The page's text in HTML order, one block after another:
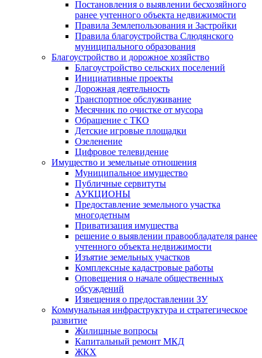
Постановления о выявлении бесхозяйного
ранее учтенного объекта недвижимости
Правила Землепользования и Застройки
Правила благоустройства Слюдянского
муниципального образования
Благоустройство и дорожное хозяйство
Благоустройство сельских поселений
Инициативные проекты
Дорожная деятельность
Транспортное обслуживание
Месячник по очистке от мусора
Обращение с ТКО
Детские игровые площадки
Озеленение
Цифровое телевидение
Имущество и земельные отношения
Муниципальное имущество
Публичные сервитуты
АУКЦИОНЫ
Предоставление земельного участка
многодетным
Приватизация имущества
решение о выявлении правообладателя ранее
учтенного объекта недвижимости
Изъятие земельных участков
Комплексные кадастровые работы
Оповещения о начале общественных
обсуждений
Извещения о предоставлении ЗУ
Коммунальная инфраструктура и стратегическое
развитие
Жилищные вопросы
Капитальный ремонт МКД
ЖКХ